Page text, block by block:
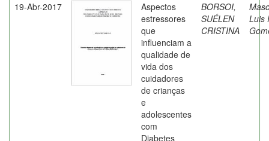
19-Abr-2017
Aspectos
estressores
que
influenciam a
qualidade de
vida dos
cuidadores
de crianças
e
adolescentes
com
Diabetes
BORSOI,
SUÉLEN
CRISTINA
Luis